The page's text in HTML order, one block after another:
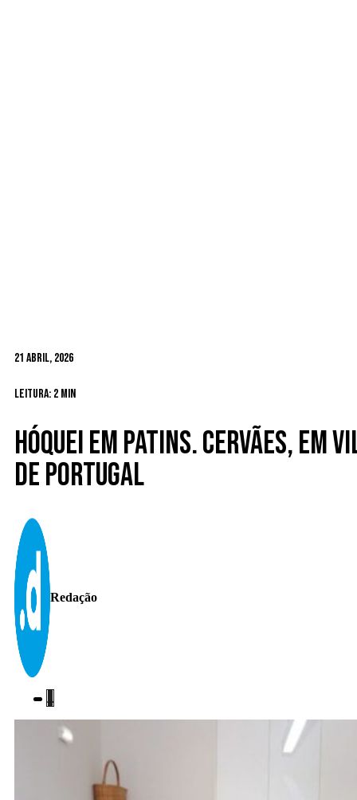
21 Abril, 2026
Leitura: 2 min
Hóquei em Patins. Cervães, em
de Portugal
Redação